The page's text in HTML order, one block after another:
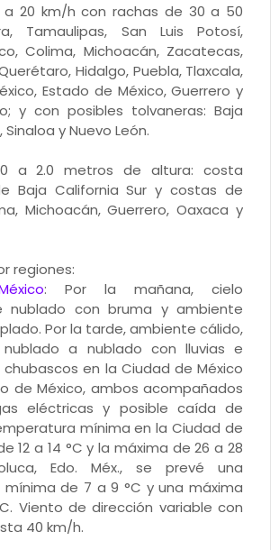
a 20 km/h con rachas de 30 a 50
Tamaulipas, San Luis Potosí,
Colima, Michoacán, Zacatecas,
Hidalgo, Puebla, Tlaxcala,
Estado de México, Guerrero y
y con posibles tolvaneras: Baja
Sinaloa y Nuevo León.
a 2.0 metros de altura: costa
Baja California Sur y costas de
Michoacán, Guerrero, Oaxaca y
regiones:
: Por la mañana, cielo
nublado con bruma y ambiente
Por la tarde, ambiente cálido,
a nublado con lluvias e
en la Ciudad de México
de México, ambos acompañados
eléctricas y posible caída de
mínima en la Ciudad de
12 a 14 °C y la máxima de 26 a 28
Edo. Méx., se prevé una
de 7 a 9 °C y una máxima
Viento de dirección variable con
40 km/h.